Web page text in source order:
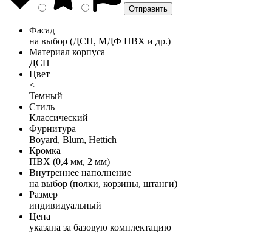
Фасад
на выбор (ДСП, МДФ ПВХ и др.)
Материал корпуса
ДСП
Цвет
<
Темный
Стиль
Классический
Фурнитура
Boyard, Blum, Hettich
Кромка
ПВХ (0,4 мм, 2 мм)
Внутреннее наполнение
на выбор (полки, корзины, штанги)
Размер
индивидуальный
Цена
указана за базовую комплектацию